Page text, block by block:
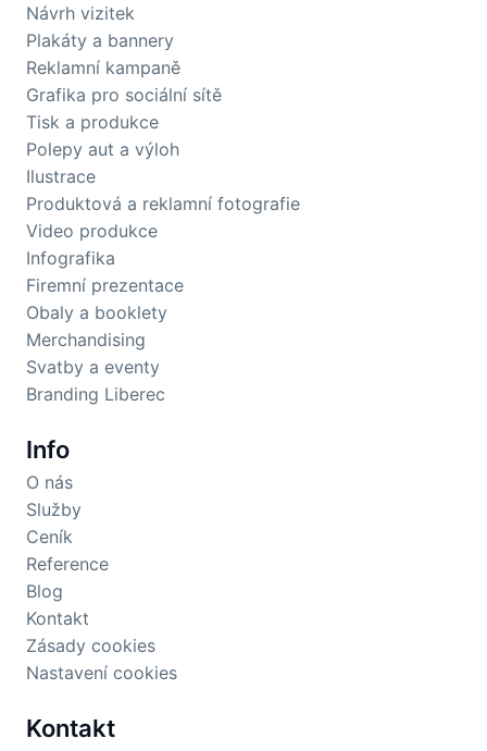
Návrh vizitek
Plakáty a bannery
Reklamní kampaně
Grafika pro sociální sítě
Tisk a produkce
Polepy aut a výloh
Ilustrace
Produktová a reklamní fotografie
Video produkce
Infografika
Firemní prezentace
Obaly a booklety
Merchandising
Svatby a eventy
Branding Liberec
Info
O nás
Služby
Ceník
Reference
Blog
Kontakt
Zásady cookies
Nastavení cookies
Kontakt